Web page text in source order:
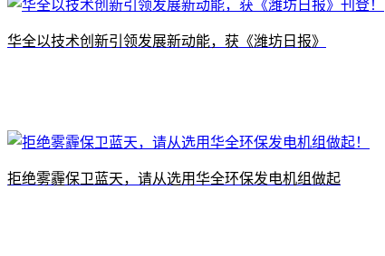
​华全以技术创新引领发展新动能，获《潍坊日报》
拒绝雾霾保卫蓝天，请从选用华全环保发电机组做起